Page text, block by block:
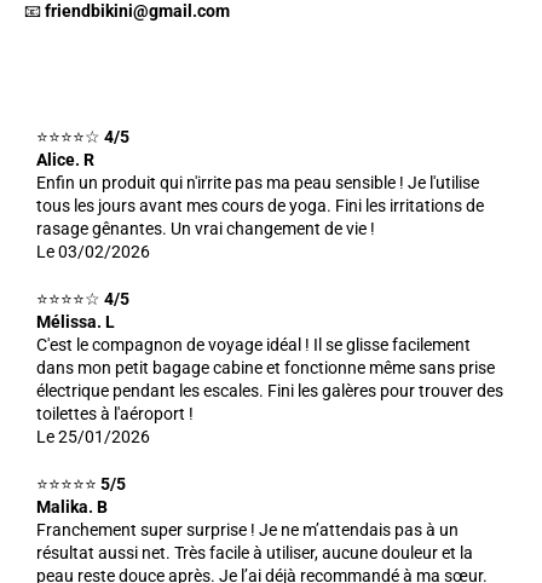
📧friendbikini@gmail.com
⭐⭐⭐⭐☆ 4/5
Alice. R
Enfin un produit qui n'irrite pas ma peau sensible ! Je l'utilise
tous les jours avant mes cours de yoga. Fini les irritations de
rasage gênantes. Un vrai changement de vie !
Le 03/02/2026
⭐⭐⭐⭐☆ 4/5
Mélissa. L
C'est le compagnon de voyage idéal ! Il se glisse facilement
dans mon petit bagage cabine et fonctionne même sans prise
électrique pendant les escales. Fini les galères pour trouver des
toilettes à l'aéroport !
Le 25/01/2026
⭐⭐⭐⭐⭐ 5/5
Malika. B
Franchement super surprise ! Je ne m’attendais pas à un
résultat aussi net. Très facile à utiliser, aucune douleur et la
peau reste douce après. Je l’ai déjà recommandé à ma sœur.